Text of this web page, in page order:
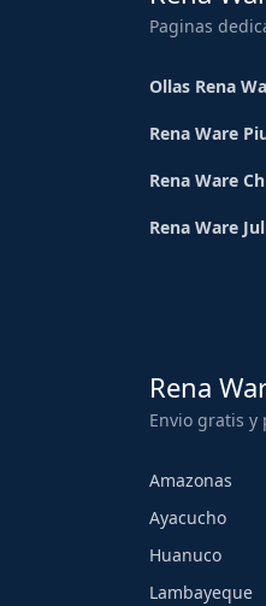
Paginas
Ollas Rena
Rena Ware
Rena Ware
Rena Ware
Rena
Envio gratis y
Amazonas
Ayacucho
Huanuco
Lambayeque